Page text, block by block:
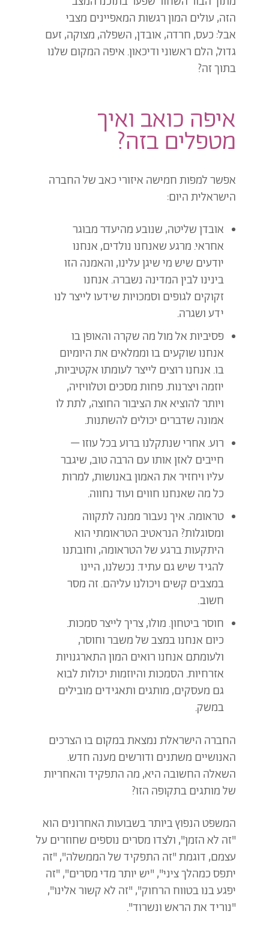
הזה, עולים המון רגשותהמאפיינים מצבי
אבל: כעס, חרדה, אובדן, השפלה, מצוקה, זעם
גדול, הלם ראשוני ודיכאון. איפה המקום שלנו
בתוך זה?
איפה כואב ואיך
מטפלים בזה?
אפשר למפותחמישה איזוריכאב של החברה
הישראליתהיום:
אובדן שליטה, שנובע מהיעדר מבוגר
אחראי. מרגע שאנחנו נולדים, אנחנו
יודעים שיש מי שיגן עלינו, והאמנה הזו
בינינו לבין המדינה נשברה. אנחנו
זקוקים לגופים וסמכויות שידעו לייצר לנו
ידע ושגרה.
פסיביות אל מול מה שקרה והאופן בו
אנחנו שוקעים בו וממלאים את היומיום
בו. אנחנו רוצים לייצר לעומתו אקטיביות,
יוזמה ויצרנות. פחות מסכים וטלוויזיה,
ויותר להוציא את הציבור החוצה, לתת לו
אמונה שדברים יכולים להשתנות.
רוע. אחרי שנתקלנו ברוע בכל עוזו –
חייבים לאזן אותו עם הרבה טוב, שיגבר
עליו ויחזיר את האמון באנושות, למרות
כל מה שאנחנו חווים ועוד נחווה.
טראומה. איך נעבור ממנה לתקווה
ומסוגלות? הנראטיב הטראומתי הוא
היתקעות ברגע של הטראומה, וחובתנו
להגיד שיש גם עתיד. נכשלנו, היינו
במצבים קשים ויכולנו עליהם. זה מסר
חשוב.
חוסר ביטחון. מולו, צריך לייצר סמכות.
כיום אנחנו במצב של משבר וחוסר,
ולעומתם אנחנו רואים המון התארגנויות
אזרחיות. הסמכות והיוזמות יכולות לבוא
גם מעסקים, מותגים ותאגידים מובילים
במשק.
החברה הישראלת נמצאת במקום בו הצרכים
האנושיים משתנים ודורשים מענה חדש.
השאלה החשובה היא, מה התפקיד והאחריות
של מותגים בתקופה הזו?
המשפט הנפוץ ביותר בשבועות האחרונים הוא
"זה לא הזמן", ולצדו מסרים נוספים שחוזרים על
עצמם, דוגמת "זה התפקיד של הממשלה", "זה
יתפס כמהלך ציני", "יש יותר מדי מסרים", "זה
יפגע בנו בטווח הרחוק", "זה לא קשור אלינו",
"נוריד את הראש ונשרוד".